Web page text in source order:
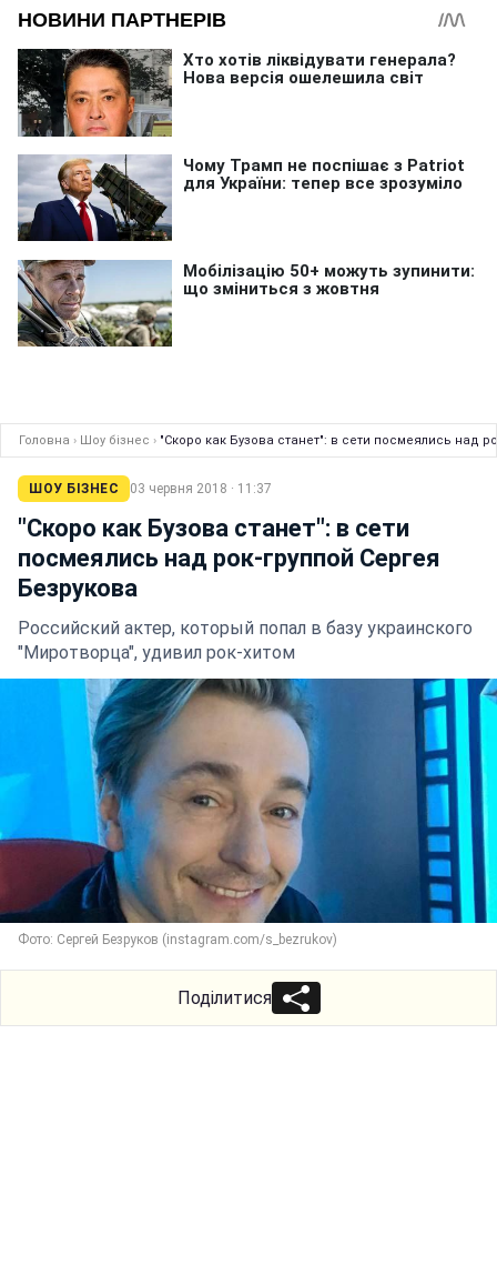
Головна › Шоу бізнес › "Скоро как Бузова станет": в сети посмеялись над
ШОУ БІЗНЕС 03 червня 2018 · 11:37
"Скоро как Бузова станет": в сети
посмеялись над рок-группой Сергея
Безрукова
Российский актер, который попал в базу украинского
"Миротворца", удивил рок-хитом
Фото: Сергей Безруков (instagram.com/s_bezrukov)
Поділитися